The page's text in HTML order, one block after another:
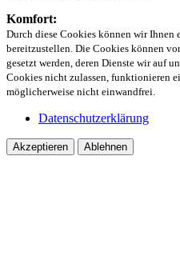
Komfort:
Durch diese Cookies können wir
bereitzustellen. Die Cookies können
gesetzt werden, deren Dienste wir auf
Cookies nicht zulassen, funktionieren
möglicherweise nicht einwandfrei.
Datenschutzerklärung
Akzeptieren Ablehnen